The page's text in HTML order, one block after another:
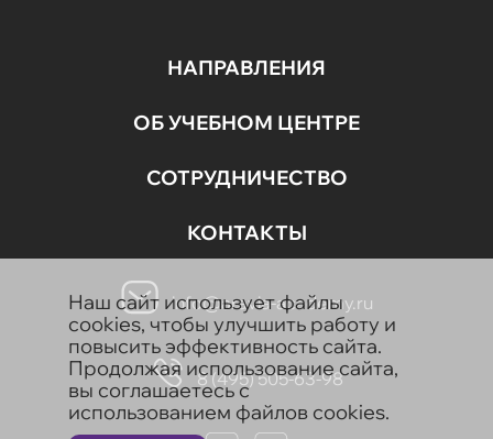
НАПРАВЛЕНИЯ
ОБ УЧЕБНОМ ЦЕНТРЕ
СОТРУДНИЧЕСТВО
КОНТАКТЫ
info@aravia-academy.ru
8 (495) 505-63-98
Наш сайт использует файлы
cookies, чтобы улучшить работу и
повысить эффективность сайта.
Продолжая использование сайта,
вы соглашаетесь с
использованием файлов cookies.